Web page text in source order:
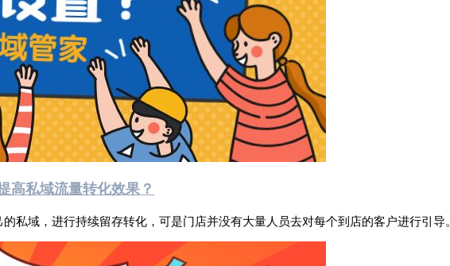
高私域流量转化效果？
域，进行持续留存转化，可是门店并没有大量人员去对每个到店的客户进行引导。